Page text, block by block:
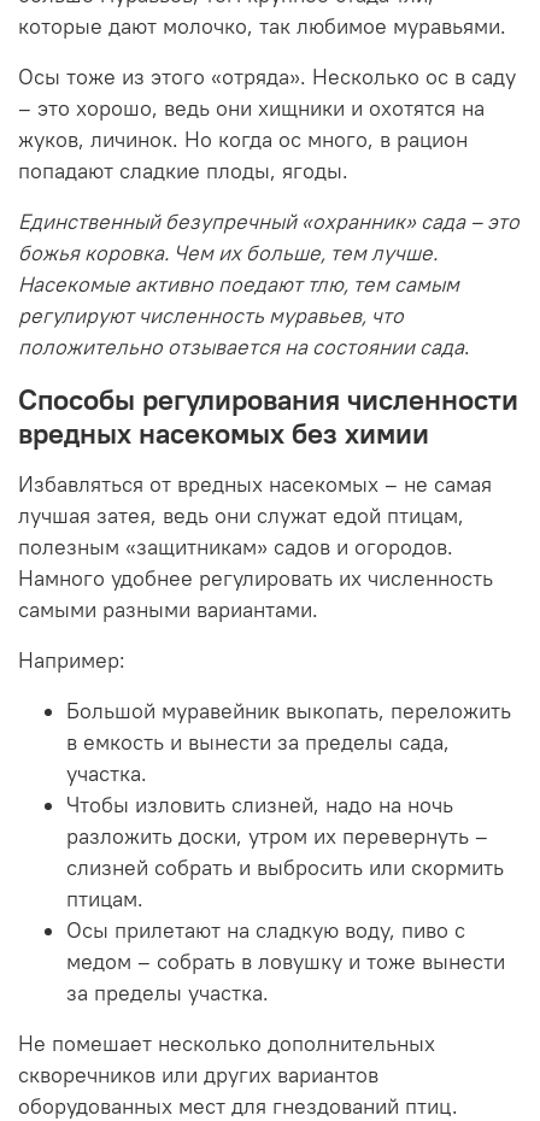
которые дают молочко, так любимое муравьями.
Осы тоже из этого «отряда». Несколько ос в саду
– это хорошо, ведь они хищники и охотятся на
жуков, личинок. Но когда ос много, в рацион
попадают сладкие плоды, ягоды.
Единственный безупречный «охранник» сада – это
божья коровка. Чем их больше, тем лучше.
Насекомые активно поедают тлю, тем самым
регулируют численность муравьев, что
положительно отзывается на состоянии сада.
Способы регулирования численности
вредных насекомых без химии
Избавляться от вредных насекомых – не самая
лучшая затея, ведь они служат едой птицам,
полезным «защитникам» садов и огородов.
Намного удобнее регулировать их численность
самыми разными вариантами.
Например:
Большой муравейник выкопать, переложить
в емкость и вынести за пределы сада,
участка.
Чтобы изловить слизней, надо на ночь
разложить доски, утром их перевернуть –
слизней собрать и выбросить или скормить
птицам.
Осы прилетают на сладкую воду, пиво с
медом – собрать в ловушку и тоже вынести
за пределы участка.
Не помешает несколько дополнительных
скворечников или других вариантов
оборудованных мест для гнездований птиц.